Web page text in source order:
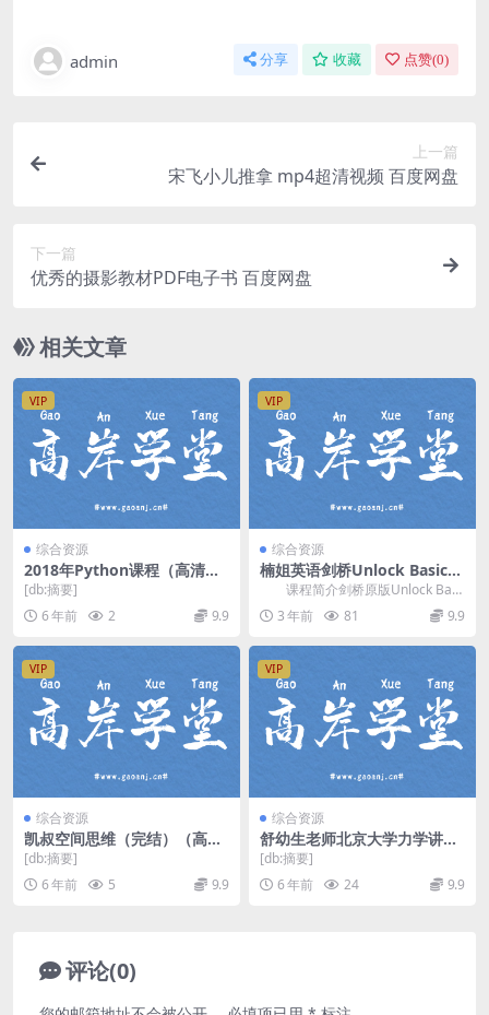
admin 分享 收藏 点赞(0)
上一篇
宋飞小儿推拿 mp4超清视频 百度网盘
下一篇
优秀的摄影教材PDF电子书 百度网盘
相关文章
VIP
综合资源
2018年Python课程（高清打
包）百度网盘
[db:摘要]
6 年前
2 9.9
VIP
综合资源
楠姐英语剑桥Unlock Basic下
册视频精讲网盘资源分享
课程简介剑桥原版Unlock Basi
c下册教材视频精讲，楠姐Unlock ...
3 年前 81 9.9
VIP
综合资源
凯叔空间思维（完结）（高清
视频）百度网盘
[db:摘要]
6 年前
5 9.9
VIP
综合资源
舒幼生老师北京大学力学讲课
视频教程（标清55讲）高中物
理竞赛必备 百度网盘
[db:摘要]
6 年前
24 9.9
评论(0)